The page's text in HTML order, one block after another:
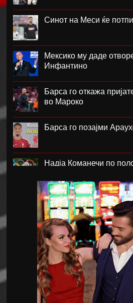
Синот на Меси ќе
Мексико му даде
Инфантино
Барса го откажа
во Мароко
Барса го позајми
Надја Команечи по
ФК Пелистер со
година постоење !
Артета: Мојот Арсенал
Лука Зидан се раздели